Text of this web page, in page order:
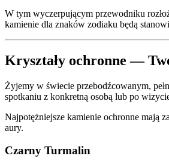
W tym wyczerpującym przewodniku
kamienie dla znaków zodiaku będą
Kryształy ochronne —
Żyjemy w świecie przebodźcowanym,
spotkaniu z konkretną osobą lub po
Najpotężniejsze kamienie ochronne mają
aury.
Czarny Turmalin